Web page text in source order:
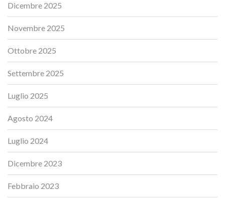
Dicembre 2025
Novembre 2025
Ottobre 2025
Settembre 2025
Luglio 2025
Agosto 2024
Luglio 2024
Dicembre 2023
Febbraio 2023